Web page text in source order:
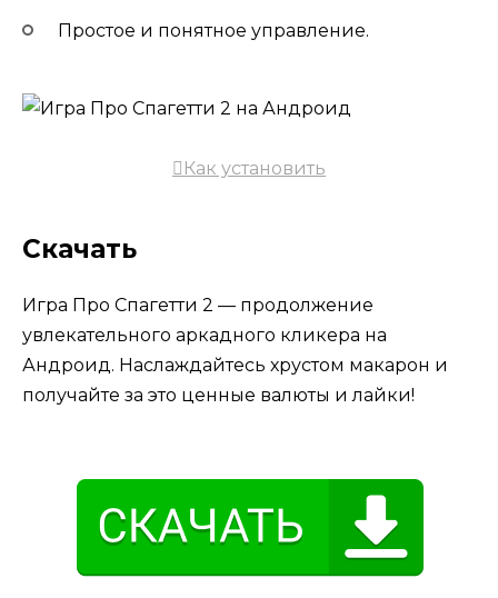
Простое и понятное управление.
Как установить
Скачать
Игра Про Спагетти 2 — продолжение
увлекательного аркадного кликера на
Андроид. Наслаждайтесь хрустом макарон и
получайте за это ценные валюты и лайки!